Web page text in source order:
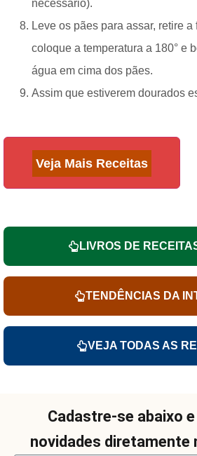
necessário).
Leve os pães para assar, retire a
coloque a temperatura a 180° e
água em cima dos pães.
Assim que estiverem dourados
Veja Mais Receitas
LIVROS DE
TENDÊNCIAS DA
VEJA TODAS AS
Cadastre-se abaixo
novidades diretamente